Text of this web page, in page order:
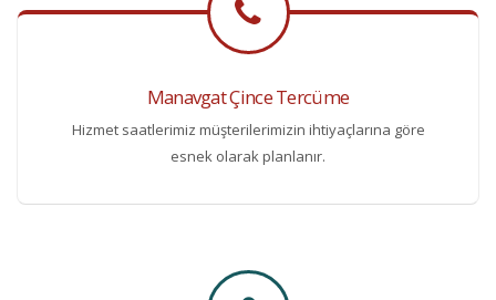
Manavgat Çince Tercüme
Hizmet saatlerimiz müşterilerimizin ihtiyaçlarına göre
esnek olarak planlanır.